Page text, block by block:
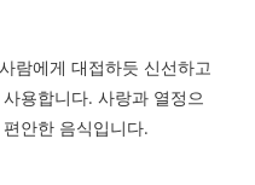
람에게 대접하듯 신선하고
용합니다. 사랑과 열정으
안한 음식입니다.